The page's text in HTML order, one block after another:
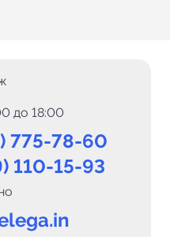
до 18:00
775-78-60
110-15-93